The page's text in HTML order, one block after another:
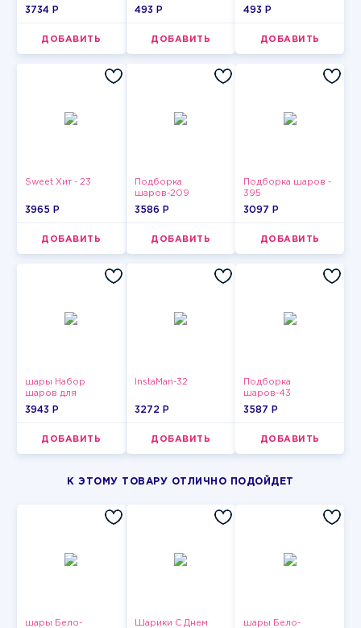
3734 P
ДОБАВИТЬ
493 P
ДОБАВИТЬ
2
493 P
ДОБАВИТЬ
Sweet Хит - 23
3965 P
ДОБАВИТЬ
Подборка
шаров-209
3586 P
ДОБАВИТЬ
Подборка шаров -
395
3097 P
ДОБАВИТЬ
шары Набор
шаров для
девушки-6
3943 P
ДОБАВИТЬ
InstaMan-32
3272 P
ДОБАВИТЬ
Подборка
шаров-43
3587 P
ДОБАВИТЬ
К ЭТОМУ ТОВАРУ ОТЛИЧНО ПОДОЙДЕТ
шары Бело-
Шарики С Днем
шары Бело-